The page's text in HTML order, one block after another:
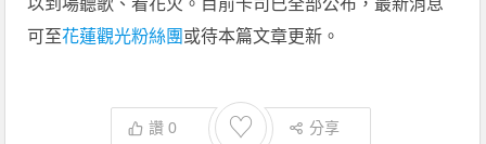
以到場聽歌、看花火。目前卡司已全部公布，最新消息
可至花蓮觀光粉絲團 或待本篇文章更新。
讚0 ♡ 分享